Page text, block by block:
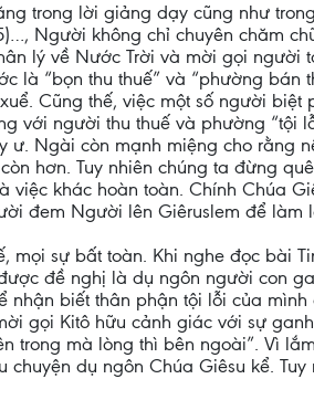
trong lời giảng dạy cũng như
Người không chỉ chuyên chăm
lý về Nước Trời và mời gọi người
“bọn thu thuế” và “phường bán
Cũng thế, việc một số người
với người thu thuế và phường “tội
Ngài còn mạnh miệng cho rằng
hơn. Tuy nhiên chúng ta đừng
khác hoàn toàn. Chính Chúa
đem Người lên Giêruslem để làm
mọi sự bất toàn. Khi nghe đọc bài
đề nghị là dụ ngôn người con
biết thân phận tội lỗi của
gọi Kitô hữu cảnh giác với sự
trong mà lòng thì bên ngoài”. Vì
dụ ngôn Chúa Giêsu kể.